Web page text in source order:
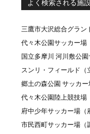
よく検索される施
三鷹市大沢総合グラン
代々木公園サッカー場
国立多摩川 河川敷公園
スンリ・フィールド（
郷土の森公園 サッカー
代々木公園陸上競技場
府中少年サッカー場（
市民西町サッカー場（